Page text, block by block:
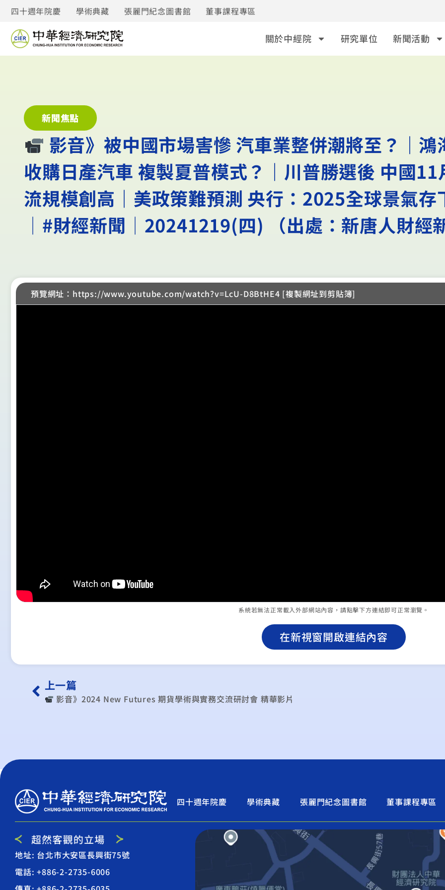
四十週年院慶 學術典藏 張麗門紀念圖書館 董事課程專區
關於中經院 研究單位 新聞活動
新聞焦點
影音》被中國市場害慘 汽車業整併潮將至？｜鴻
收購日產汽車 複製夏普模式？｜川普勝選後 中國11
流規模創高｜美政策難預測 央行：2025全球景氣存
│#財經新聞│20241219(四) （出處：新唐人財經
預覽網址：https://www.youtube.com/watch?v=LcU-D8BtHE4 [複製網址到剪貼簿]
系統若無法正常載入外部網站內容，請點擊下方連結即可正常瀏覽。
在新視窗開啟連結內容
上一篇
︎ 影音》2024 New Futures 期貨學術與實務交流研討會 精華影片
四十週年院慶 學術典藏 張麗門紀念圖書館 董事課程專區
地址: 台北市大安區長興街75號
電話: +886-2-2735-6006